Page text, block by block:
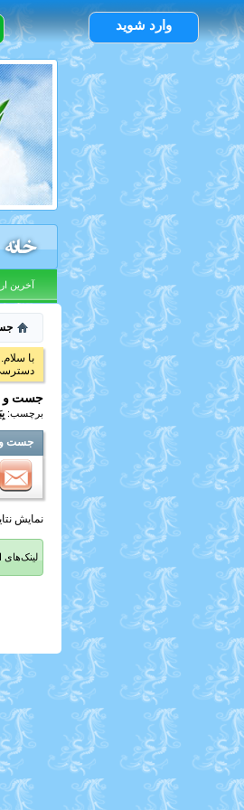
وارد شوید
خانه
آخرین
با
جست و
برچسب:
جست و
نمایش نتایج: از
لینک‌های